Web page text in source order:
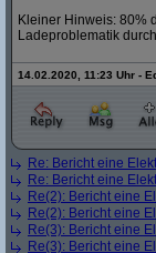
Kleiner Hinweis: 80%
Ladeproblematik
14.02.2020, 11:23 Uhr -
Re: Bericht eine
Re: Bericht eine
Re(2): Bericht eine
Re(2): Bericht eine
Re(3): Bericht eine
Re(3): Bericht eine